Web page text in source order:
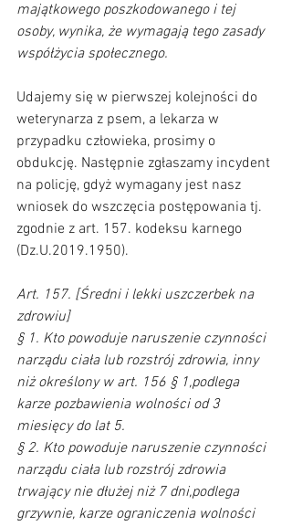
majątkowego poszkodowanego i tej
osoby, wynika, że wymagają tego zasady
współżycia społecznego.
Udajemy się w pierwszej kolejności do
weterynarza z psem, a lekarza w
przypadku człowieka, prosimy o
obdukcję. Następnie zgłaszamy incydent
na policję, gdyż wymagany jest nasz
wniosek do wszczęcia postępowania tj.
zgodnie z art. 157. kodeksu karnego
(Dz.U.2019.1950).
Art. 157. [Średni i lekki uszczerbek na
zdrowiu]
§ 1. Kto powoduje naruszenie czynności
narządu ciała lub rozstrój zdrowia, inny
niż określony w art. 156 § 1,podlega
karze pozbawienia wolności od 3
miesięcy do lat 5.
§ 2. Kto powoduje naruszenie czynności
narządu ciała lub rozstrój zdrowia
trwający nie dłużej niż 7 dni,podlega
grzywnie, karze ograniczenia wolności